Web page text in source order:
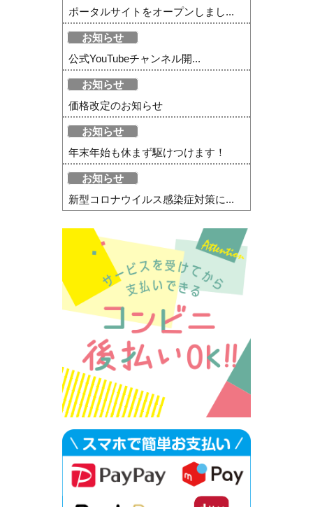
ポータルサイトをオープンしまし...
お知らせ
公式YouTubeチャンネル開...
お知らせ
価格改定のお知らせ
お知らせ
年末年始も休まず駆けつけます！
お知らせ
新型コロナウイルス感染症対策に...